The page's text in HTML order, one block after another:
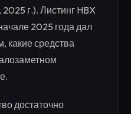
, 2025 г.). Листинг HBX
2025 года дал
какие средства
достаточно